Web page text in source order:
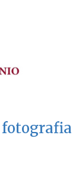
fotografia